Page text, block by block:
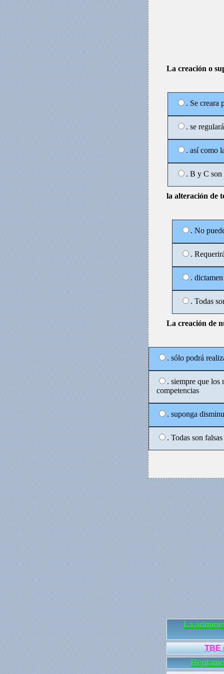
La creación o
. Se creara
. se
. así como
. B y C son
la alteración de
. No
.
.
. Todas
La creación de
. sólo podrá
. siempre que los
competencias
. suponga
. Todas son
La
TBE